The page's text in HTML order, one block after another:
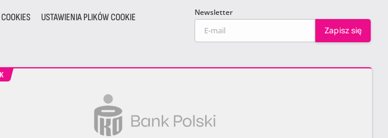
USTAWIENIA PLIKÓW COOKIE Newsletter